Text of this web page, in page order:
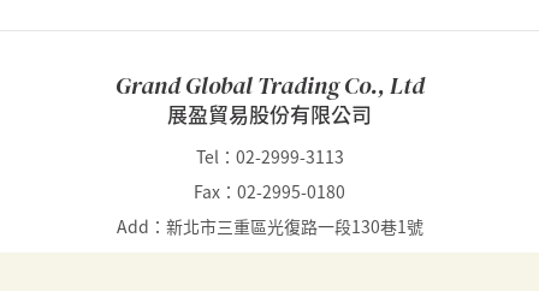
Grand Global Trading Co., Ltd
展盈貿易股份有限公司
Tel：02-2999-3113
Fax：02-2995-0180
Add：新北市三重區光復路一段130巷1號